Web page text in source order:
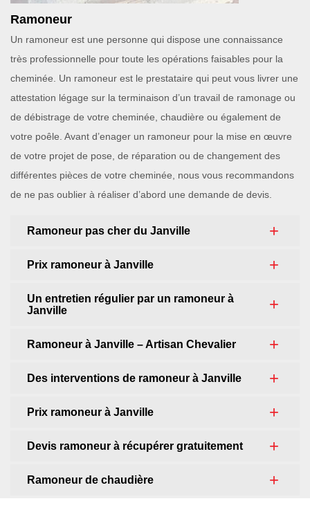
Ramoneur
Un ramoneur est une personne qui dispose une connaissance
très professionnelle pour toute les opérations faisables pour la
cheminée. Un ramoneur est le prestataire qui peut vous livrer une
attestation légage sur la terminaison d’un travail de ramonage ou
de débistrage de votre cheminée, chaudière ou également de
votre poêle. Avant d’enager un ramoneur pour la mise en œuvre
de votre projet de pose, de réparation ou de changement des
différentes pièces de votre cheminée, nous vous recommandons
de ne pas oublier à réaliser d’abord une demande de devis.
Ramoneur pas cher du Janville
Prix ramoneur à Janville
Un entretien régulier par un ramoneur à
Janville
Ramoneur à Janville – Artisan Chevalier
Des interventions de ramoneur à Janville
Prix ramoneur à Janville
Devis ramoneur à récupérer gratuitement
Ramoneur de chaudière